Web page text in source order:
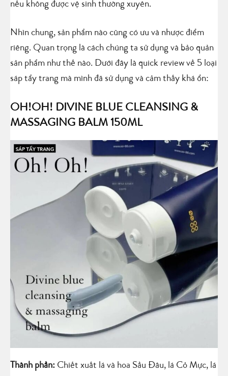
nếu không được vệ sinh thường xuyên.
Nhìn chung, sản phẩm nào cũng có ưu và nhược điểm
riêng. Quan trọng là cách chúng ta sử dụng và bảo quản
sản phẩm như thế nào. Dưới đây là quick review về 5 loại
sáp tẩy trang mà mình đã sử dụng và cảm thấy khá ổn:
OH!OH! DIVINE BLUE CLEANSING &
MASSAGING BALM 150ML
Thành phần: Chiết xuất lá và hoa Sầu Đâu, lá Cỏ Mực, lá